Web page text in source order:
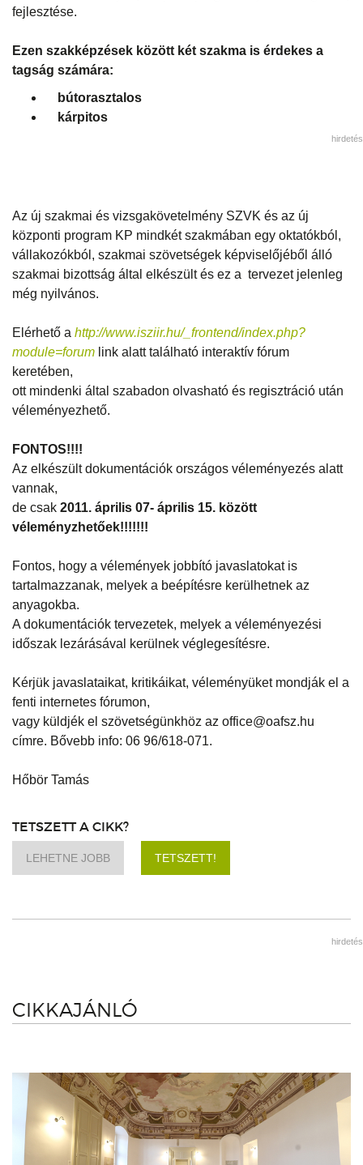
fejlesztése.
Ezen szakképzések között két szakma is érdekes a
tagság számára:
bútorasztalos
kárpitos
hirdetés
Az új szakmai és vizsgakövetelmény SZVK és az új
központi program KP mindkét szakmában egy oktatókból,
vállakozókból, szakmai szövetségek képviselőjéből álló
szakmai bizottság által elkészült és ez a tervezet jelenleg
még nyilvános.
Elérhető a http://www.isziir.hu/_frontend/index.php?
module=forum link alatt található interaktív fórum
keretében,
ott mindenki által szabadon olvasható és regisztráció után
véleményezhető.
FONTOS!!!!
Az elkészült dokumentációk országos véleményezés alatt
vannak,
de csak 2011. április 07- április 15. között
véleményzhetőek!!!!!!!
Fontos, hogy a vélemények jobbító javaslatokat is
tartalmazzanak, melyek a beépítésre kerülhetnek az
anyagokba.
A dokumentációk tervezetek, melyek a véleményezési
időszak lezárásával kerülnek véglegesítésre.
Kérjük javaslataikat, kritikáikat, véleményüket mondják el a
fenti internetes fórumon,
vagy küldjék el szövetségünkhöz az office@oafsz.hu
címre. Bővebb info: 06 96/618-071.
Hőbör Tamás
TETSZETT A CIKK?
LEHETNE JOBB TETSZETT!
hirdetés
CIKKAJÁNLÓ